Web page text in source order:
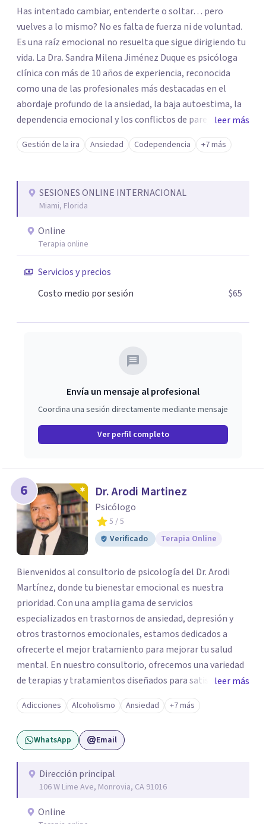
Has intentado cambiar, entenderte o soltar… pero
vuelves a lo mismo? No es falta de fuerza ni de voluntad.
Es una raíz emocional no resuelta que sigue dirigiendo tu
vida. La Dra. Sandra Milena Jiménez Duque es psicóloga
clínica con más de 10 años de experiencia, reconocida
como una de las profesionales más destacadas en el
abordaje profundo de la ansiedad, la baja autoestima, la
dependencia emocional y los conflictos de pareja. Ha
trabajado con pacientes en diferentes países,
acompañando procesos complejos. Su enfoque
trabaja el síntoma, trabaja la raíz que lo origina. Su
metodología interviene en tres niveles: regulación del
sistema emocional, reprocesamiento de heridas de la
infancia y reestructuración cognitiva profunda,
permitiendo transformar patrones, emociones y
decisiones desde su origen. Si buscas un proceso
superficial, este no es el lugar. Pero si estás listo(a) para
comprender, sanar y transformar la raíz de lo que te
mejores opciones para acompañarte. Porque cuando
leer más
Gestión de la ira Ansiedad Codependencia +7 más
SESIONES ONLINE INTERNACIONAL
Miami, Florida
Online
Terapia online
Servicios y precios
Costo medio por sesión
$65
Envía un mensaje al profesional
Coordina una sesión directamente mediante mensaje
Ver perfil completo
6 Dr. Arodi Martinez
Psicólogo
5 / 5
Verificado
Terapia Online
Bienvenidos al consultorio de psicología del Dr. Arodi
Martínez, donde tu bienestar emocional es nuestra
prioridad. Con una amplia gama de servicios
especializados en trastornos de ansiedad, depresión y
otros trastornos emocionales, estamos dedicados a
ofrecerte el mejor tratamiento para mejorar tu salud
mental. En nuestro consultorio, ofrecemos una variedad
de terapias y tratamientos diseñados para satisfacer tus
necesidades específicas: Terapia para Trastornos de
Ansiedad y Depresión: Somos expertos en el tratamiento
de la ansiedad y la depresión, utilizando enfoques
basados en evidencia para ayudarte a recuperar tu
Familiar: Trabajamos contigo y tus seres queridos para
fortalecer las relaciones y mejorar la dinámica familiar.
Terapia cognitivo-conductual Terapia de apoyo Terapia
leer más
Adicciones Alcoholismo Ansiedad +7 más
WhatsApp Email
Dirección principal
106 W Lime Ave, Monrovia, CA 91016
Online